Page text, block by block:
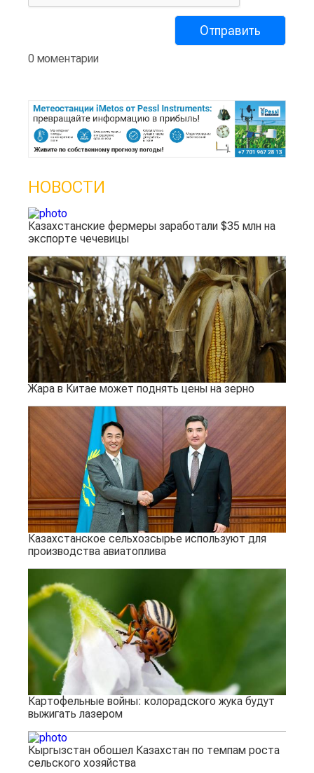
0 моментарии
НОВОСТИ
Казахстанские фермеры заработали $35 млн на
экспорте чечевицы
Жара в Китае может поднять цены на зерно
Казахстанское сельхозсырье используют для
производства авиатоплива
Картофельные войны: колорадского жука будут
выжигать лазером
Кыргызстан обошел Казахстан по темпам роста
сельского хозяйства